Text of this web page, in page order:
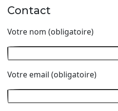
Contact
Votre nom (obligatoire)
Votre email (obligatoire)